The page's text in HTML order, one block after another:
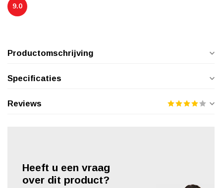
9.0
Productomschrijving
Specificaties
Reviews
Heeft u een vraag
over dit product?